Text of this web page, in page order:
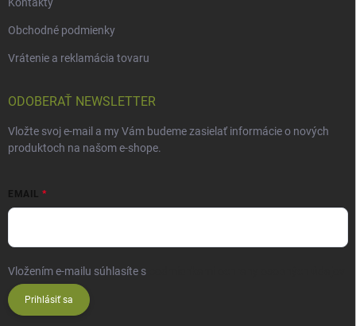
Kontakty
Obchodné podmienky
Vrátenie a reklamácia tovaru
ODOBERAŤ NEWSLETTER
Vložte svoj e-mail a my Vám budeme zasielať informácie o nových
produktoch na našom e-shope.
EMAIL
Vložením e-mailu súhlasíte s
Prihlásiť sa